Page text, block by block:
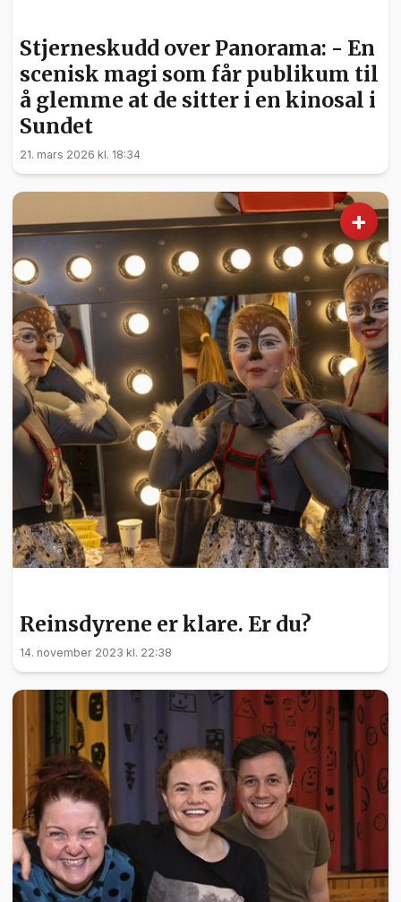
Stjerneskudd over Panorama: - En
scenisk magi som får publikum til
å glemme at de sitter i en kinosal i
Sundet
21. mars 2026 kl. 18:34
+
Reinsdyrene er klare. Er du?
14. november 2023 kl. 22:38